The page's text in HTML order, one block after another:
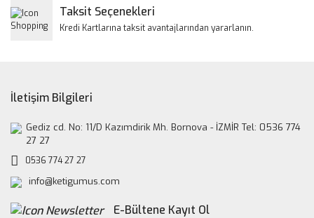
Taksit Seçenekleri
Kredi Kartlarına taksit avantajlarından yararlanın.
İletişim Bilgileri
Gediz cd. No: 11/D Kazımdirik Mh. Bornova - İZMİR Tel: 0536 774
27 27
0536 774 27 27
info@ketigumus.com
E-Bültene Kayıt Ol